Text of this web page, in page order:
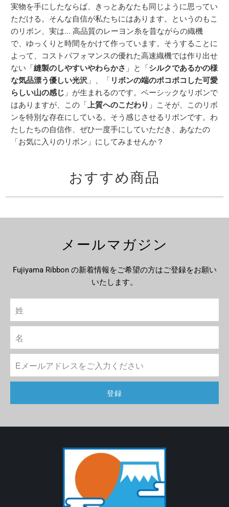
実物を手にしたならば、きっとあなたも同じように思ってい
ただける。そんな自信が私たちにはあります。というのもこ
のリボン、実は... 高品質のレーヨン糸を昔ながらの織機
で、ゆっくりと時間をかけて作っています。そうすることに
よって、コストパフォマンスの優れた高速織機では作り出せ
ない「縫製のしやすいやわらかさ 」と「 シルクであるかの様
な気品漂う優しい光沢 」、「 リボンの端のポコポコした可愛
らしい山の感じ 」が生まれるのです。ベーシックなリボンで
はありますが、この「上質へのこだわり 」こそが、このリボ
ンを特別な存在にしている。そう感じさせるリボンです。わ
たしたちの自信作、ぜひ一度手にしていただき、あなたの
「お気に入りのリボン」にしてみませんか？
おすすめ商品
メールマガジン
Fujiyama Ribbon の新着情報をご希望の方はご登録をお願い
いたします。